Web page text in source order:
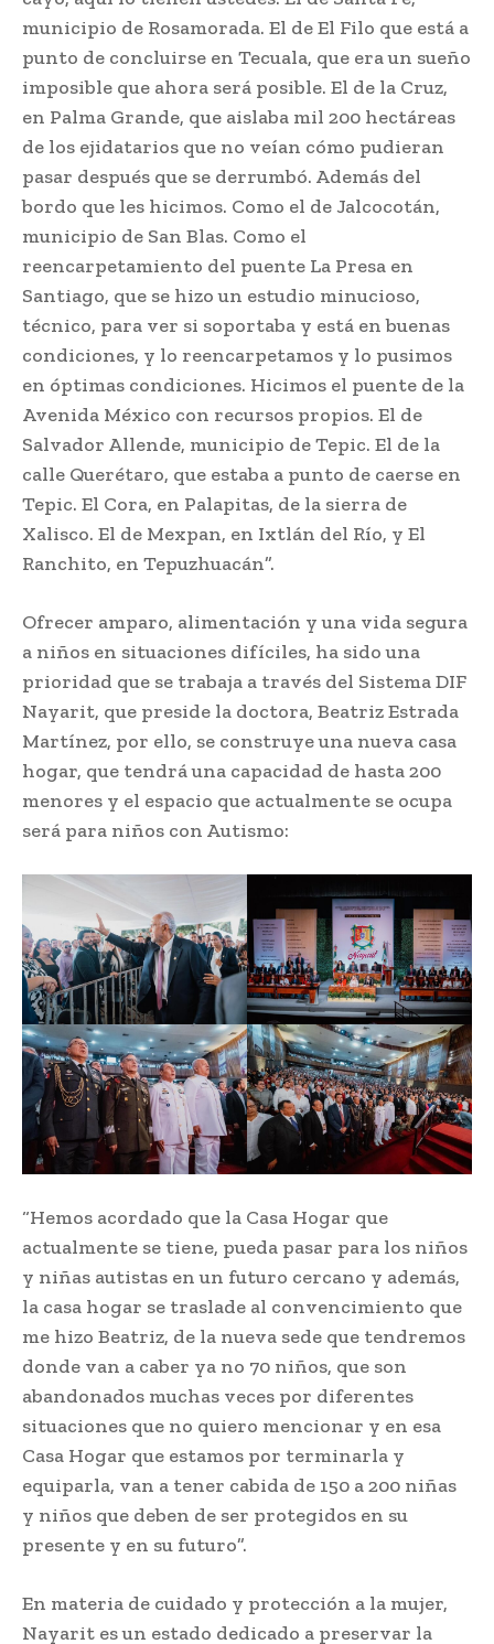
municipio de Rosamorada. El de El Filo que está a
punto de concluirse en Tecuala, que era un sueño
imposible que ahora será posible. El de la Cruz,
en Palma Grande, que aislaba mil 200 hectáreas
de los ejidatarios que no veían cómo pudieran
pasar después que se derrumbó. Además del
bordo que les hicimos. Como el de Jalcocotán,
municipio de San Blas. Como el
reencarpetamiento del puente La Presa en
Santiago, que se hizo un estudio minucioso,
técnico, para ver si soportaba y está en buenas
condiciones, y lo reencarpetamos y lo pusimos
en óptimas condiciones. Hicimos el puente de la
Avenida México con recursos propios. El de
Salvador Allende, municipio de Tepic. El de la
calle Querétaro, que estaba a punto de caerse en
Tepic. El Cora, en Palapitas, de la sierra de
Xalisco. El de Mexpan, en Ixtlán del Río, y El
Ranchito, en Tepuzhuacán”.
Ofrecer amparo, alimentación y una vida segura
a niños en situaciones difíciles, ha sido una
prioridad que se trabaja a través del Sistema DIF
Nayarit, que preside la doctora, Beatriz Estrada
Martínez, por ello, se construye una nueva casa
hogar, que tendrá una capacidad de hasta 200
menores y el espacio que actualmente se ocupa
será para niños con Autismo:
“Hemos acordado que la Casa Hogar que
actualmente se tiene, pueda pasar para los niños
y niñas autistas en un futuro cercano y además,
la casa hogar se traslade al convencimiento que
me hizo Beatriz, de la nueva sede que tendremos
donde van a caber ya no 70 niños, que son
abandonados muchas veces por diferentes
situaciones que no quiero mencionar y en esa
Casa Hogar que estamos por terminarla y
equiparla, van a tener cabida de 150 a 200 niñas
y niños que deben de ser protegidos en su
presente y en su futuro”.
En materia de cuidado y protección a la mujer,
Nayarit es un estado dedicado a preservar la